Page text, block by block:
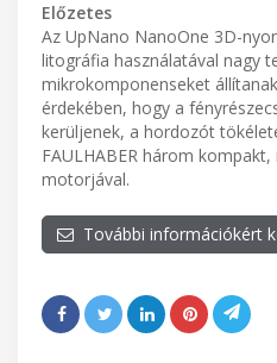
Előzetes
Az UpNano NanoOne 3D-
litográfia használatával nagy
mikrokomponenseket
érdekében, hogy a
kerüljenek, a hordozót
FAULHABER három
motorjával.
További információkért